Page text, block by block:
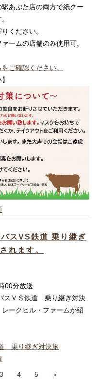
あぷた店の両方で紙クー
ください。
ームの店舗のみ使用可。
ご確認ください。
スVS鉄道 乗り継ぎ
れます。
00分放送
スＶＳ鉄道 乗り継ぎ対決
ークヒル・ファームが紹
乗り継ぎ対決旅
3 4 5 »